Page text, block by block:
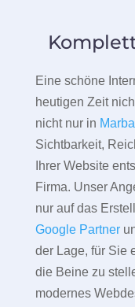
Eine schöne
heutigen Zeit
nicht nur in
Sichtbarkeit,
Ihrer Website
Firma. Unser
nur auf das
Google Partner
der Lage, für Sie
die Beine zu
modernes